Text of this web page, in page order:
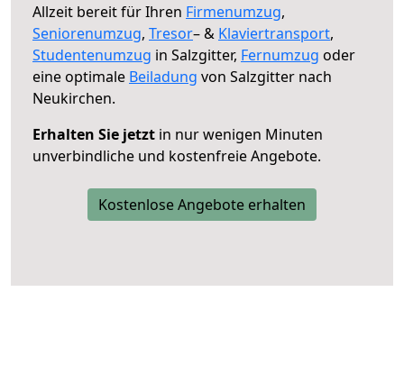
Allzeit bereit für Ihren Firmenumzug,
Seniorenumzug, Tresor– & Klaviertransport,
Studentenumzug in Salzgitter, Fernumzug oder
eine optimale Beiladung von Salzgitter nach
Neukirchen.
Erhalten Sie jetzt in nur wenigen Minuten
unverbindliche und kostenfreie Angebote.
Kostenlose Angebote erhalten